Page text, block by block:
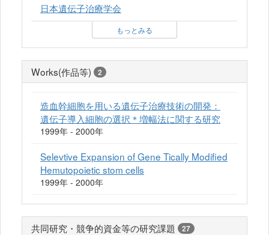
日本遺伝子治療学会
もっとみる
Works(作品等) 2
造血幹細胞を用いる遺伝子治療技術の開発：
遺伝子導入細胞の選択＊増幅法に関する研究
1999年 - 2000年
Selevtive Expansion of Gene Tically Modified
Hemutopoietic stom cells
1999年 - 2000年
共同研究・競争的資金等の研究課題 27